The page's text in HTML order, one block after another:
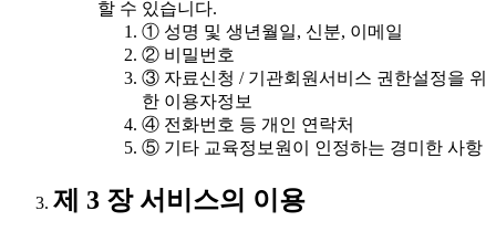
할 수 있습니다.
① 성명 및 생년월일, 신분, 이메일
② 비밀번호
③ 자료신청 / 기관회원서비스 권한설정을 위
한 이용자정보
④ 전화번호 등 개인 연락처
⑤ 기타 교육정보원이 인정하는 경미한 사항
제 3 장 서비스의 이용